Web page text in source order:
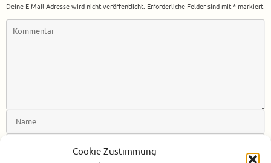
Cookie-Zustimmung
Deine E-Mail-Adresse wird nicht veröffentlicht. Erforderliche Felder sind mit * markiert